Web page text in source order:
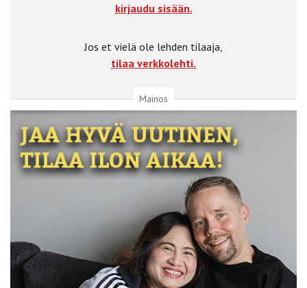
kirjaudu sisään.
Jos et vielä ole lehden tilaaja,
tilaa verkkolehti.
Mainos